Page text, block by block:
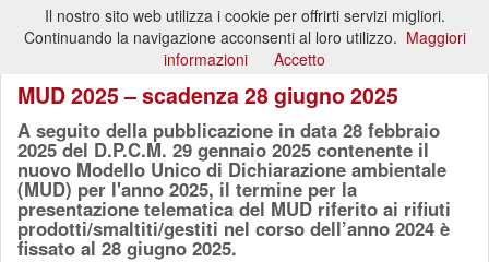
MUD 2025 – scadenza 28 giugno 2025
A seguito della pubblicazione in data 28 febbraio
2025 del D.P.C.M. 29 gennaio 2025 contenente il
nuovo Modello Unico di Dichiarazione ambientale
(MUD) per l'anno 2025, il termine per la
presentazione telematica del MUD riferito ai rifiuti
prodotti/smaltiti/gestiti nel corso dell’anno 2024 è
fissato al 28 giugno 2025.
Il nostro sito web utilizza i cookie per offrirti servizi migliori.
Continuando la navigazione acconsenti al loro utilizzo. Maggiori
informazioni
Accetto